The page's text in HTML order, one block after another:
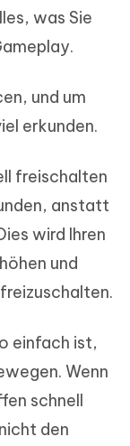
was Sie
und um
erkunden.
freischalten
anstatt
wird Ihren
und
einfach ist,
Wenn
schnell
den